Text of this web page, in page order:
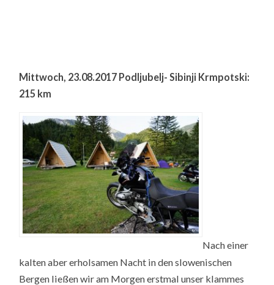
Mittwoch, 23.08.2017 Podljubelj- Sibinji Krmpotski:
215 km
Nach einer
kalten aber erholsamen Nacht in den slowenischen
Bergen ließen wir am Morgen erstmal unser klammes